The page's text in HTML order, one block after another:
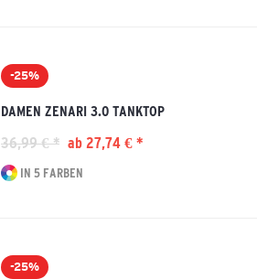
-25%
DAMEN ZENARI 3.0 TANKTOP
36,99 € * ab 27,74 € *
IN 5 FARBEN
-25%